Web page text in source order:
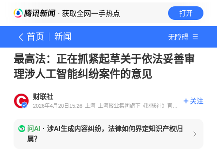
· 获取全网一手热点 打开
首页 新闻 无障碍
最高法：正在抓紧起草关于依法妥善审
理涉人工智能纠纷案件的意见
财联社
2026年4月20日15:26 上海
上海报业集团旗下《财联社》官方
关注
问AI · 涉AI生成内容纠纷，法律如何界定知识产权归
属？